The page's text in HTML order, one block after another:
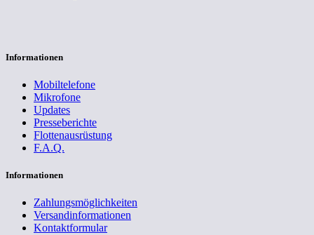
Informationen
Mobiltelefone
Mikrofone
Updates
Presseberichte
Flottenausrüstung
F.A.Q.
Informationen
Zahlungsmöglichkeiten
Versandinformationen
Kontaktformular